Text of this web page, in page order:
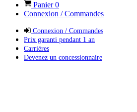
Panier0
Connexion / Commandes
Connexion / Commandes
Prix garanti pendant 1 an
Carrières
Devenez un concessionnaire